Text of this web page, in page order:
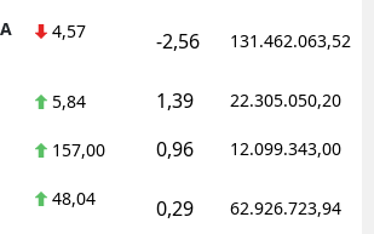
4,57 -2,56 131.462.063,52
5,84 1,39 22.305.050,20
157,00 0,96 12.099.343,00
48,04 0,29 62.926.723,94